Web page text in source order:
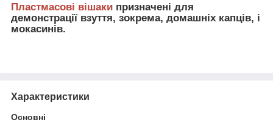
Пластмасові вішаки призначені для
демонстрації взуття, зокрема, домашніх капців, і
мокасинів.
Характеристики
Основні